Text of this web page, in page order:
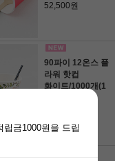
52,500원
90파이 12온스 플
라워 핫컵
화이트/1000개(1
금1000원을 드립